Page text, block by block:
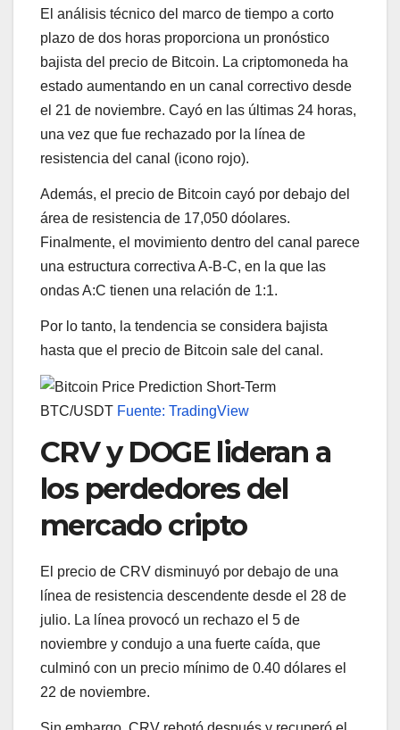
El análisis técnico del marco de tiempo a corto
plazo de dos horas proporciona un pronóstico
bajista del precio de Bitcoin. La criptomoneda ha
estado aumentando en un canal correctivo desde
el 21 de noviembre. Cayó en las últimas 24 horas,
una vez que fue rechazado por la línea de
resistencia del canal (icono rojo).
Además, el precio de Bitcoin cayó por debajo del
área de resistencia de 17,050 dóolares.
Finalmente, el movimiento dentro del canal parece
una estructura correctiva A-B-C, en la que las
ondas A:C tienen una relación de 1:1.
Por lo tanto, la tendencia se considera bajista
hasta que el precio de Bitcoin sale del canal.
BTC/USDT Fuente: TradingView
CRV y DOGE lideran a
los perdedores del
mercado cripto
El precio de CRV disminuyó por debajo de una
línea de resistencia descendente desde el 28 de
julio. La línea provocó un rechazo el 5 de
noviembre y condujo a una fuerte caída, que
culminó con un precio mínimo de 0.40 dólares el
22 de noviembre.